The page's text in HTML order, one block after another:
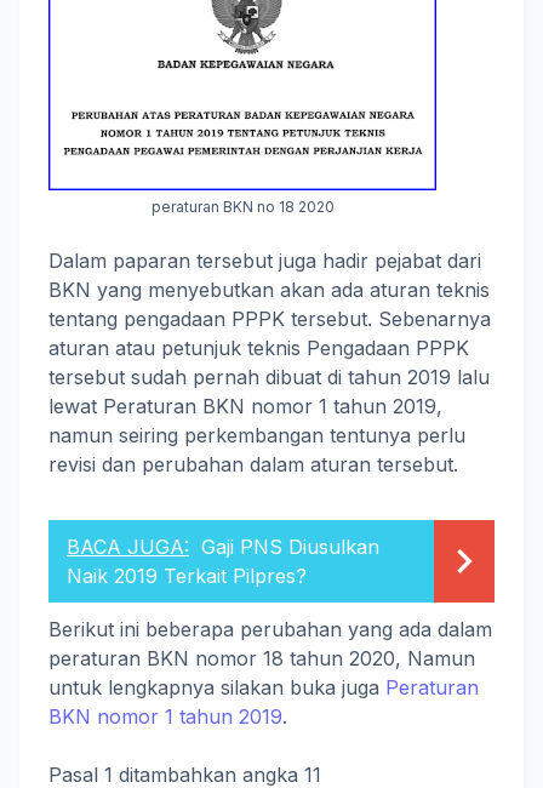
peraturan BKN no 18 2020
Dalam paparan tersebut juga hadir pejabat dari
BKN yang menyebutkan akan ada aturan teknis
tentang pengadaan PPPK tersebut. Sebenarnya
aturan atau petunjuk teknis Pengadaan PPPK
tersebut sudah pernah dibuat di tahun 2019 lalu
lewat Peraturan BKN nomor 1 tahun 2019,
namun seiring perkembangan tentunya perlu
revisi dan perubahan dalam aturan tersebut.
BACA JUGA: Gaji PNS Diusulkan
Naik 2019 Terkait Pilpres?
Berikut ini beberapa perubahan yang ada dalam
peraturan BKN nomor 18 tahun 2020, Namun
untuk lengkapnya silakan buka juga Peraturan
BKN nomor 1 tahun 2019.
Pasal 1 ditambahkan angka 11